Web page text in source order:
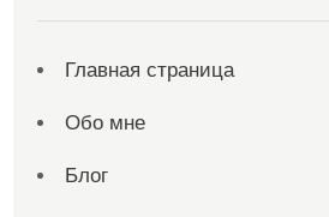
Главная страница
Обо мне
Блог